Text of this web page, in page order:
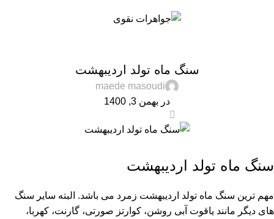
سنگ ماه تولد اردیبهشت
maede masoudi
در بهمن 3, 1400
سنگ ماه تولد اردیبهشت
مهم ترین سنگ ماه تولد اردیبهشت زمرد می باشد. البته سایر سنگ
های دیگر مانند یاقوت آبی روشن، کوارتز صورتی، گارنت، کهربا،